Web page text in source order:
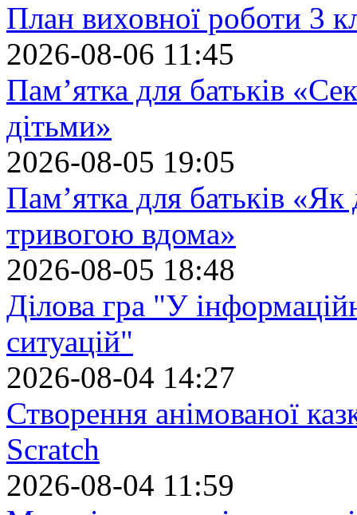
План виховної роботи 3
2026-08-06 11:45
Пам’ятка для батьків
дітьми»
2026-08-05 19:05
Пам’ятка для батьків
тривогою вдома»
2026-08-05 18:48
Ділова гра "У
ситуацій"
2026-08-04 14:27
Створення анімованої
Scratch
2026-08-04 11:59